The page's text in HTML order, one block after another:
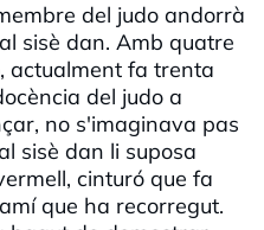
del judo andorrà
sisè dan. Amb quatre
actualment fa trenta
del judo a
no s'imaginava pas
sisè dan li suposa
cinturó que fa
que ha recorregut.